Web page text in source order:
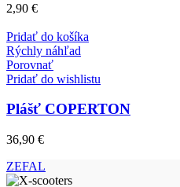
2,90 €
Pridať do košíka
Rýchly náhľad
Porovnať
Pridať do wishlistu
Plášť COPERTON
36,90 €
ZEFAL